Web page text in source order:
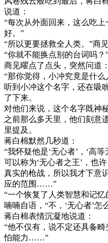
说道：
“每次从外面回来，这么吃
好。”
“所以更要拯救全人类。”商
“你就不能换点别的台词吗？
商见曜点了点头，突然问道：
“那你觉得，小冲究竟是什么
听到小冲这个名字，还在吸
了下来。
对他们来说，这个名字既神
之前那么多天里，他们刻意
里提及。
蒋白棉默然几秒道：
“我怀疑他是‘无心者’，‘高
可以称为‘无心者之王’，也
真实的枪战，所以我才下意
应的范围……”
“一个恢复了人类智慧和记忆
喃喃自语，“不，‘无心者’
蒋白棉表情沉凝地说道：
“他不仅有，说不定还具备畸
怕能力……”